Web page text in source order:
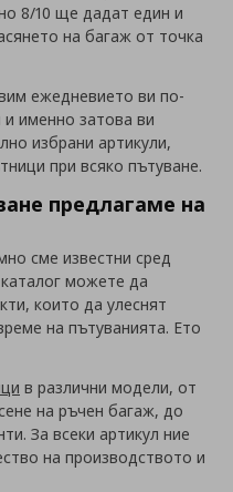
8/10 ще дадат един и
на багаж от точка
ежедневието ви по-
именно затова ви
избрани артикули,
при всяко пътуване.
предлагаме на
сме известни сред
можете да
които да улеснят
на пътуванията. Ето
в различни модели, от
на ръчен багаж, до
За всеки артикул ние
на производството и